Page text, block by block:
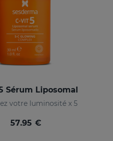
Sérum Liposomal
votre luminosité x 5
57.95 €